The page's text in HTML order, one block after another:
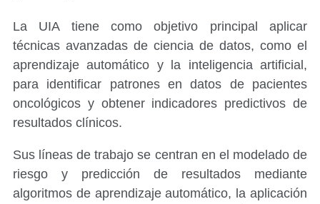
La UIA tiene como objetivo principal aplicar
técnicas avanzadas de ciencia de datos, como el
aprendizaje automático y la inteligencia artificial,
para identificar patrones en datos de pacientes
oncológicos y obtener indicadores predictivos de
resultados clínicos.
Sus líneas de trabajo se centran en el modelado de
riesgo y predicción de resultados mediante
algoritmos de aprendizaje automático, la aplicación